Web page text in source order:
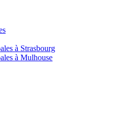
à Strasbourg
à Mulhouse